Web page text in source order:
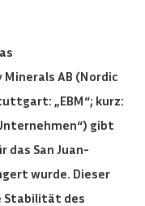
AB (Nordic
„EBM“; kurz:
gibt
das San Juan-
wurde. Dieser
Stabilität des